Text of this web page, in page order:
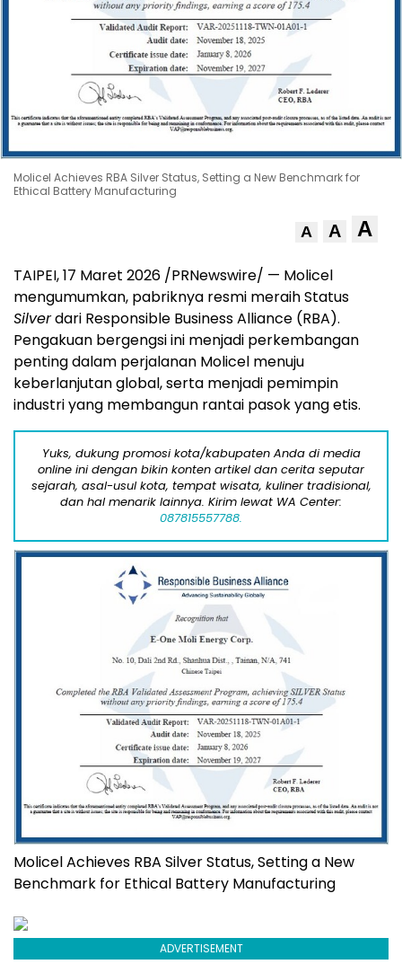
Molicel Achieves RBA Silver Status, Setting a New Benchmark for
Ethical Battery Manufacturing
A A A
TAIPEI, 17 Maret 2026 /PRNewswire/ — Molicel
mengumumkan, pabriknya resmi meraih Status
Silverdari Responsible Business Alliance (RBA).
Pengakuan bergengsi ini menjadi perkembangan
penting dalam perjalanan Molicel menuju
keberlanjutan global, serta menjadi pemimpin
industri yang membangun rantai pasok yang etis.
Yuks, dukung promosi kota/kabupaten Anda di media
online ini dengan bikin konten artikel dan cerita seputar
sejarah, asal-usul kota, tempat wisata, kuliner tradisional,
dan hal menarik lainnya. Kirim lewat WA Center:
087815557788.
Molicel Achieves RBA Silver Status, Setting a New
Benchmark for Ethical Battery Manufacturing
ADVERTISEMENT